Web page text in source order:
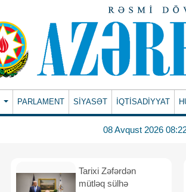
PARLAMENT SİYASƏT İQTİSADİYYAT
08 Avqust 2026
Tarixi Zəfərdən
mütləq sülhə